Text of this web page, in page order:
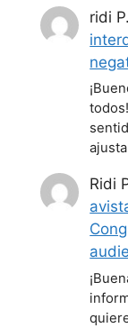
ridi P.
Ridi